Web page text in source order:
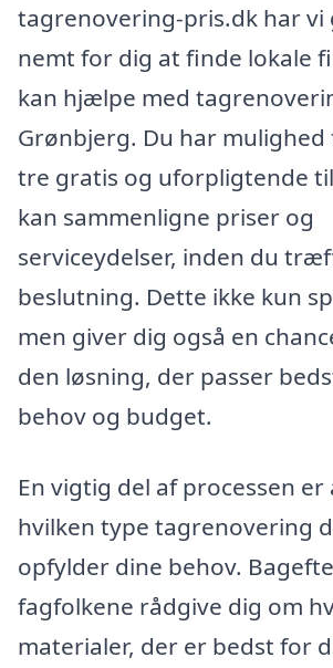
tagrenovering-pris.dk har vi
nemt for dig at finde lokale
kan hjælpe med
Grønbjerg. Du har
tre gratis og uforpligtende
kan sammenligne priser og
serviceydelser, inden du
beslutning. Dette ikke kun
men giver dig også en
den løsning, der passer
behov og budget.
En vigtig del af processen er
hvilken type tagrenovering
opfylder dine behov.
fagfolkene rådgive dig om
materialer, der er bedst for